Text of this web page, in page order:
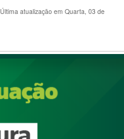
Última atualização em Quarta, 03 de